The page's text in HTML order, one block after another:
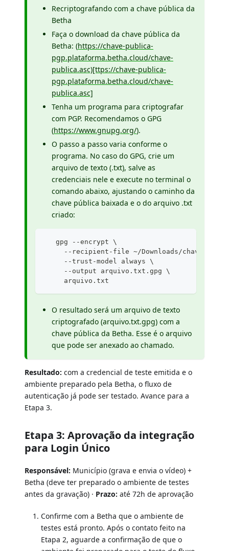
Recriptografando com a chave pública da
Betha
Faça o download da chave pública da
Betha: (https://chave-publica-
pgp.plataforma.betha.cloud/chave-
publica.asc)[ttps://chave-publica-
pgp.plataforma.betha.cloud/chave-
publica.asc]
Tenha um programa para criptografar
com PGP. Recomendamos o GPG
(https://www.gnupg.org/).
O passo a passo varia conforme o
programa. No caso do GPG, crie um
arquivo de texto (.txt), salve as
credenciais nele e execute no terminal o
comando abaixo, ajustando o caminho da
chave pública baixada e o do arquivo .txt
criado:
   gpg --encrypt \
--recipient-file ~/Downloads/chave-
     --trust-model always \
     --output arquivo.txt.gpg \
     arquivo.txt
O resultado será um arquivo de texto
criptografado (arquivo.txt.gpg) com a
chave pública da Betha. Esse é o arquivo
que pode ser anexado ao chamado.
Resultado: com a credencial de teste emitida e o
ambiente preparado pela Betha, o fluxo de
autenticação já pode ser testado. Avance para a
Etapa 3.
Etapa 3: Aprovação da integração
para Login Único
Responsável: Município (grava e envia o vídeo) +
Betha (deve ter preparado o ambiente de testes
antes da gravação) · Prazo: até 72h de aprovação
Confirme com a Betha que o ambiente de
testes está pronto. Após o contato feito na
Etapa 2, aguarde a confirmação de que o